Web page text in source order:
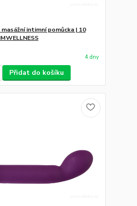
masážní intimní pomůcka | 10
4 dny
Přidat do košíku